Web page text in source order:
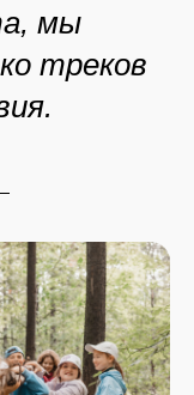
мы
треков